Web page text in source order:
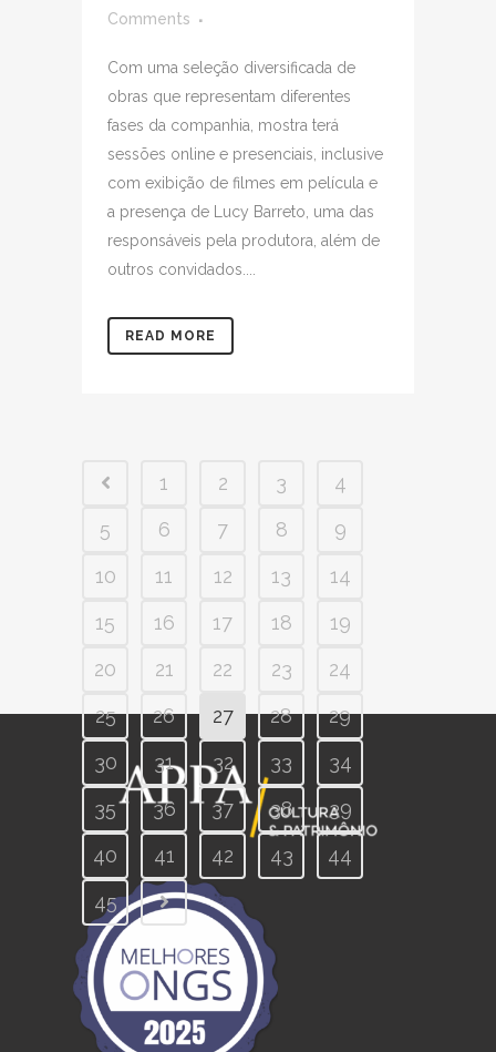
Comments
Com uma seleção diversificada de
obras que representam diferentes
fases da companhia, mostra terá
sessões online e presenciais, inclusive
com exibição de filmes em película e
a presença de Lucy Barreto, uma das
responsáveis pela produtora, além de
outros convidados....
READ MORE
1 2 3
4
5
6 7 8
9
10
11 12 13
14
15
16 17 18
19
20
21 22 23
24
25
26 27 28
29
30
31 32 33
34
35
36 37 38
39
40
41 42 43
44
45